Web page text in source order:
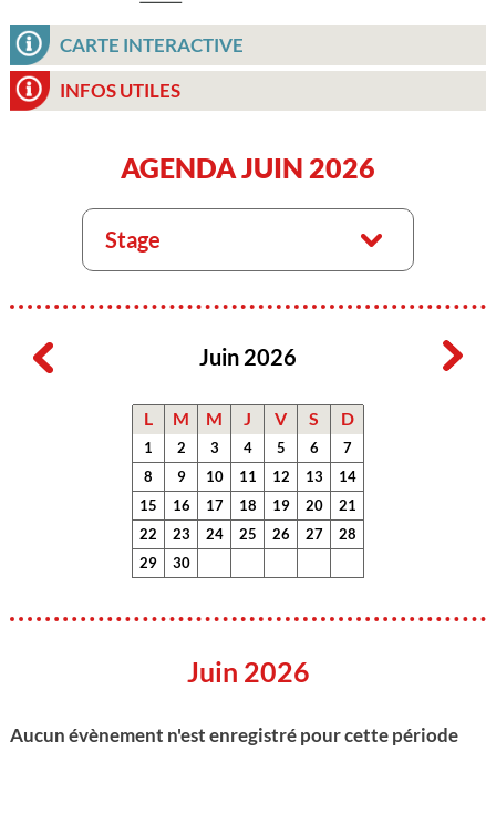
CARTE INTERACTIVE
INFOS UTILES
AGENDA JUIN 2026
Stage
Juin 2026
L M M J V S D
1 2 3 4 5 6
7
8
9 10 11 12 13
14
15
16 17 18 19 20
21
22
23 24 25 26 27
28
29
30
Juin 2026
Aucun évènement n'est enregistré pour cette période